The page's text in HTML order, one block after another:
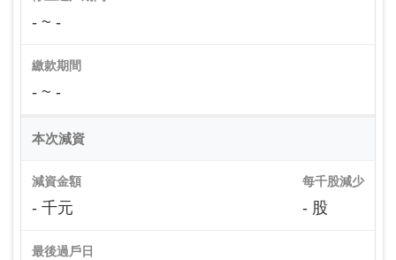
- ~ -
繳款期間
- ~ -
本次減資
減資金額
- 千元
每千股減少
- 股
最後過戶日